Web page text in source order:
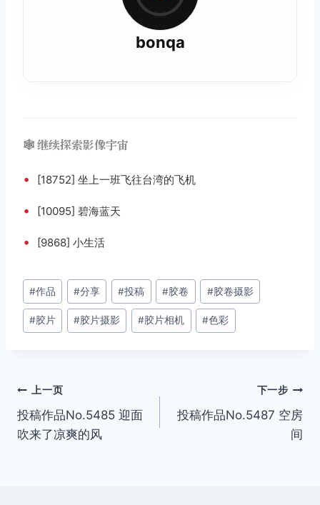
bonqa
🕸️ 继续探索影像宇宙
• [18752] 坐上一班飞往台湾的飞机
• [10095] 碧海蓝天
• [9868] 小生活
文
章
标
#作品 #分享 #投稿 #胶卷 #胶卷摄影
#胶片 #胶片摄影 #胶片相机 #色彩
文
章
上一页
投稿作品No.5485 迎面
吹来了凉爽的风
下一步
投稿作品No.5487 空房
间